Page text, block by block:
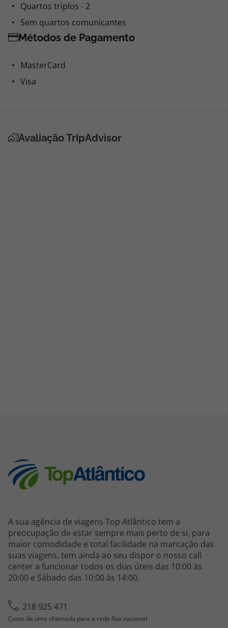
Quartos triplos - 2
Sem quartos comunicantes
Métodos de Pagamento
MasterCard
Visa
Avaliação TripAdvisor
A sua agência de viagens Top Atlântico tem a
preocupação de estar sempre mais perto de si, para
maior comodidade e total facilidade na marcação das
suas viagens, tem ainda ao seu dispor o nosso call
center a funcionar todos os dias úteis das 10:00 às
20:00 e Sábado das 10:00 às 14:00.
218 925 471
Custo de uma chamada para a rede fixa nacional